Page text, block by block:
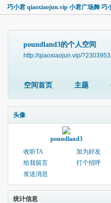
巧小君 qiaoxiaojun.vip 小君广场舞 巧
poundland3的个人空间
http://qiaoxiaojun.vip/?2303953
空间首页 主题
头像
poundland3
收听TA
加为好友
给我留言
打个招呼
发送消息
统计信息